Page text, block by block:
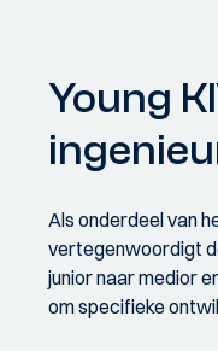
Young
Als onderdeel van
vertegenwoordigt
junior naar medior
om specifieke